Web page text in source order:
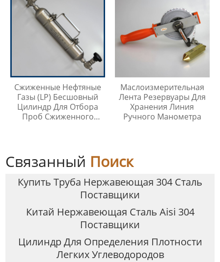
Сжиженные Нефтяные
Газы (LP) Бесшовный
Цилиндр Для Отбора
Проб Сжиженного
Маслоизмерительная
Лента Резервуары Для
Хранения Линия
Ручного Манометра
Связанный Поиск
Купить Труба Нержавеющая 304 Сталь
Поставщики
Китай Нержавеющая Сталь Aisi 304
Поставщики
Цилиндр Для Определения Плотности
Легких Углеводородов